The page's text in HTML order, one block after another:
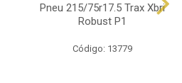
Pneu 215/75r17.5 Trax Xbri
Robust P1
Código: 13779